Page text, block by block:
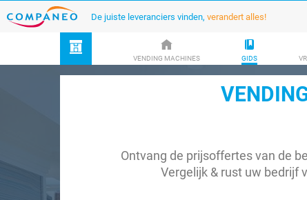
De juiste leveranciers vinden, verandert alles!
VENDING MACHINES GIDS
Ontvang de prijsoffertes van de
Vergelijk & rust uw bedrijf